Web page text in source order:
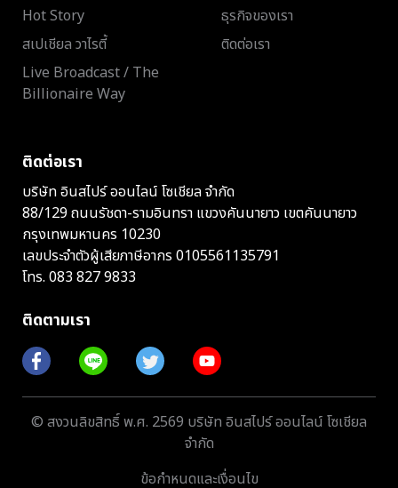
Hot Story
สเปเชียล วาไรตี้
Live Broadcast / The
Billionaire Way
ธุรกิจของเรา
ติดต่อเรา
ติดต่อเรา
บริษัท อินสไปร์ ออนไลน์ โซเชียล จำกัด
88/129 ถนนรัชดา-รามอินทรา แขวงคันนายาว เขตคันนายาว
กรุงเทพมหานคร 10230
เลขประจำตัวผู้เสียภาษีอากร 0105561135791
โทร. 083 827 9833
ติดตามเรา
© สงวนลิขสิทธิ์ พ.ศ. 2569 บริษัท อินสไปร์ ออนไลน์ โซเชียล
จำกัด
ข้อกำหนดและเงื่อนไข